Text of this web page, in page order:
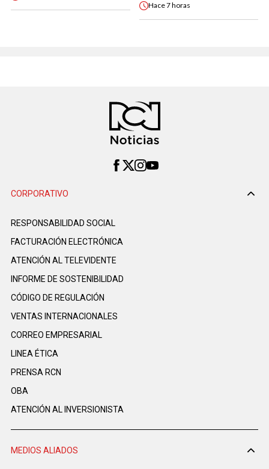
Hace7 horas
CORPORATIVO
RESPONSABILIDAD SOCIAL
FACTURACIÓN ELECTRÓNICA
ATENCIÓN AL TELEVIDENTE
INFORME DE SOSTENIBILIDAD
CÓDIGO DE REGULACIÓN
VENTAS INTERNACIONALES
CORREO EMPRESARIAL
LINEA ÉTICA
PRENSA RCN
OBA
ATENCIÓN AL INVERSIONISTA
MEDIOS ALIADOS